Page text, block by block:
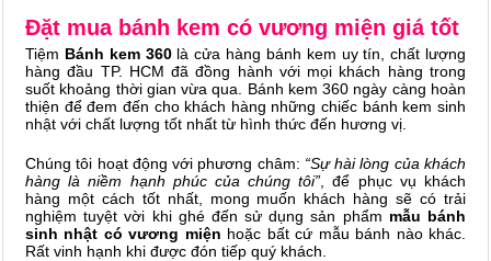
Đặt mua bánh kem có vương miện giá tốt
Tiệm Bánh kem 360là cửa hàng bánh kem uy tín, chất lượng
hàng đầu TP. HCM đã đồng hành với mọi khách hàng trong
suốt khoảng thời gian vừa qua. Bánh kem 360 ngày càng hoàn
thiện để đem đến cho khách hàng những chiếc bánh kem sinh
nhật với chất lượng tốt nhất từ hình thức đến hương vị.
Chúng tôi hoạt động với phương châm: “Sự hài lòng của khách
hàng là niềm hạnh phúc của chúng tôi” , để phục vụ khách
hàng một cách tốt nhất, mong muốn khách hàng sẽ có trải
nghiệm tuyệt vời khi ghé đến sử dụng sản phẩm mẫu bánh
sinh nhật có vương miện hoặc bất cứ mẫu bánh nào khác.
Rất vinh hạnh khi được đón tiếp quý khách.